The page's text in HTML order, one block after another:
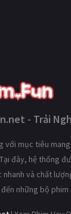
- Trải
với mục tiêu
đây, hệ thống
và chất
những bộ